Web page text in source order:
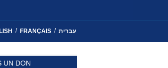
/ FRANÇAIS / עברית
UN DON